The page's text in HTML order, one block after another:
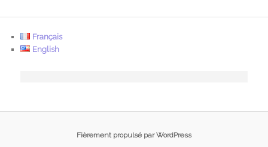
Français
English
Fièrement propulsé par WordPress